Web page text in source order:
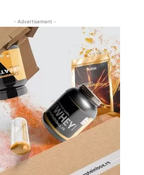
- Advertisement -